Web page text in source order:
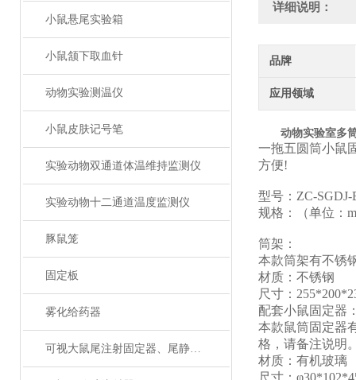
小鼠悬尾实验箱
小鼠颔下取血针
动物实验测温仪
小鼠皮肤记号笔
实验动物双通道体温维持监测仪
实验动物十二通道温度监测仪
豚鼠笼
固定板
雾化给药器
可视大鼠尾注射固定器、尾静脉注射
详细说明：
品牌
应用领域
动物实验室多
一拖五圆筒小鼠
方便!
型号： ZC-SGDJ-
规格：（单位：
筒架：
本款筒架有不锈
材质：不锈钢
尺寸：
配套小鼠固定器
本款鼠筒固定器
格，请备注说明
材质：有机玻璃
尺寸：